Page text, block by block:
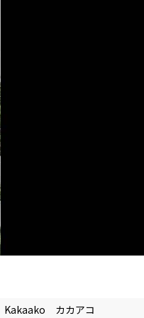
Kakaako カカアコ